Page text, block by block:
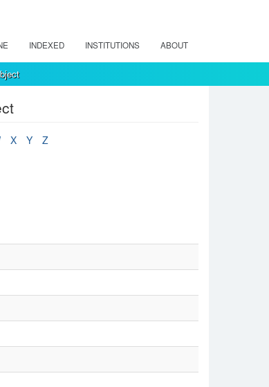
INDEXED INSTITUTIONS ABOUT
X Y Z